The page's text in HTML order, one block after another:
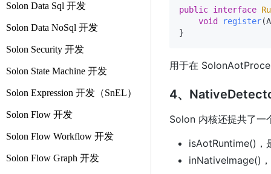
Solon Data Sql 开发
Solon Data NoSql 开发
Solon Security 开发
Solon State Machine 开发
Solon Expression 开发（SnEL）
Solon Flow 开发
Solon Flow Workflow 开发
Solon Flow Graph 开发
public interface
void
register
用于在
4、
Solon 内核还提共了一
isAotRuntime()，
inNativeImage()